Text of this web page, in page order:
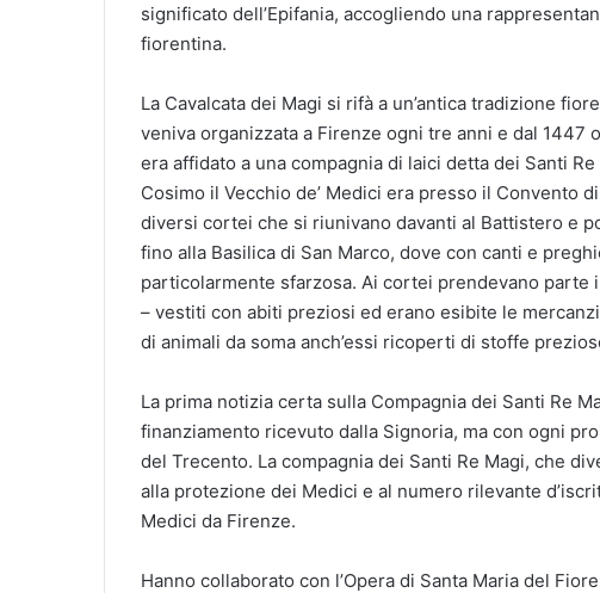
significato dell’Epifania, accogliendo una
fiorentina.
La Cavalcata dei Magi si rifà a un’antica tradizione
veniva organizzata a Firenze ogni tre anni e dal
era affidato a una compagnia di laici detta dei Santi
Cosimo il Vecchio de’ Medici era presso il Convento
diversi cortei che si riunivano davanti al Battistero e
fino alla Basilica di San Marco, dove con canti e
particolarmente sfarzosa. Ai cortei prendevano parte
– vestiti con abiti preziosi ed erano esibite le
di animali da soma anch’essi ricoperti di stoffe
La prima notizia certa sulla Compagnia dei Santi Re
finanziamento ricevuto dalla Signoria, ma con ogni
del Trecento. La compagnia dei Santi Re Magi, che
alla protezione dei Medici e al numero rilevante
Medici da Firenze.
Hanno collaborato con l’Opera di Santa Maria del